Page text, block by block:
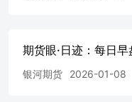
船只遇袭后美撤销
涨
回升
期货眼·日迹：每日早
银河期货 2026-01-08